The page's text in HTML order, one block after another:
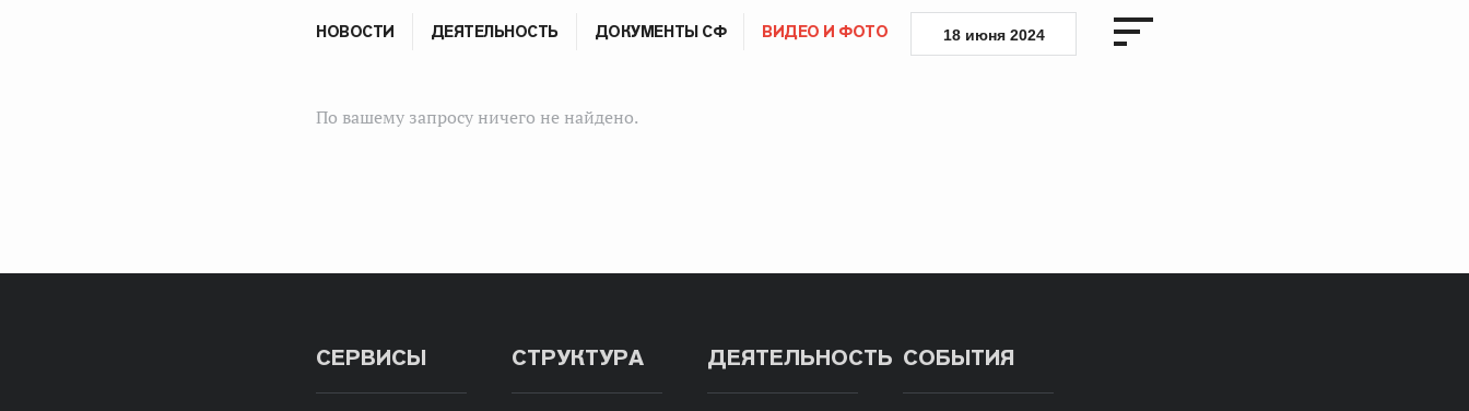
НОВОСТИ ДЕЯТЕЛЬНОСТЬ ДОКУМЕНТЫ СФ ВИДЕО И ФОТО 18 июня 2024
По вашему запросу ничего не найдено.
СЕРВИСЫ СТРУКТУРА ДЕЯТЕЛЬНОСТЬ СОБЫТИЯ